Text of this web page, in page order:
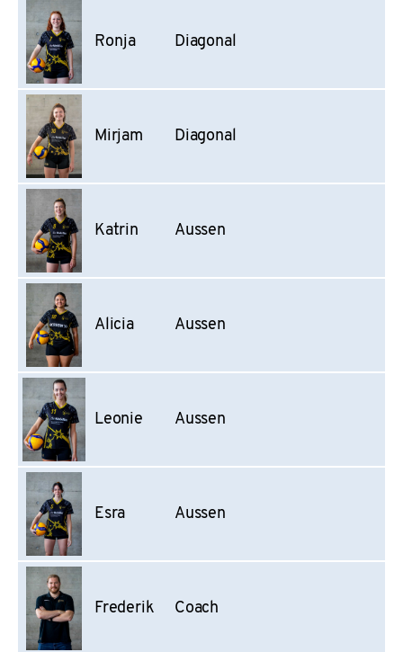
Ronja Diagonal
Mirjam Diagonal
Katrin Aussen
Alicia Aussen
Leonie Aussen
Esra Aussen
Frederik Coach